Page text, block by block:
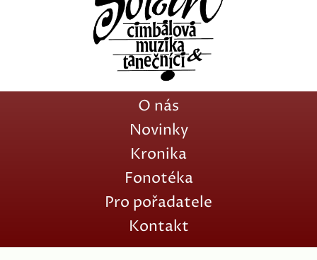
O nás
Novinky
Kronika
Fonotéka
Pro pořadatele
Kontakt